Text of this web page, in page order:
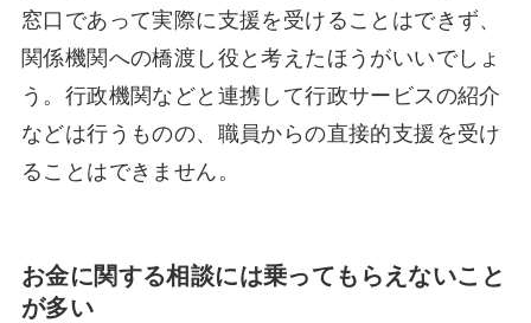
窓口であって実際に支援を受けることはできず、
関係機関への橋渡し役と考えたほうがいいでしょ
う。行政機関などと連携して行政サービスの紹介
などは行うものの、職員からの直接的支援を受け
ることはできません。
お金に関する相談には乗ってもらえないこと
が多い